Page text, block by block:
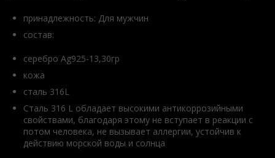
принадлежность: Для мужчин
состав:
серебро Ag925-13,30гр
кожа
сталь 316L
Сталь 316 L обладает высокими антикоррозийными
свойствами, благодаря этому не вступает в реакции с
потом человека, не вызывает аллергии, устойчив к
действию морской воды и солнца